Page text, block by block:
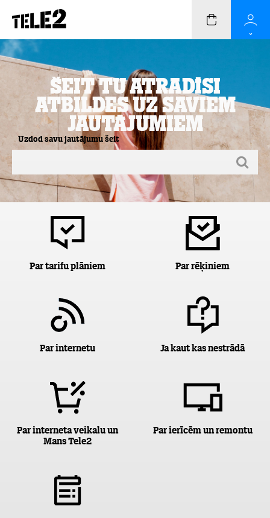
Šeit Tu atradīsi
atbildes uz saviem
jautājumiem
Uzdod savu jautājumu šeit
Par tarifu plāniem Par rēķiniem
Par internetu Ja kaut kas nestrādā
Par interneta veikalu un
Mans Tele2
Par ierīcēm un remontu